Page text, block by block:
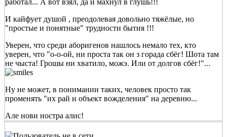
И кайфует душой , преодолевая довольно тяжёлые, но
"простые и понятные" трудности бытия !!!
Уверен, что среди аборигенов нашлось немало тех, кто
уверен, что "о-о-ой, ни проста так он з горада сбёг! Шота там
не чыста! Грошы ни хватило, можэ. Или от долгов сбёг!"...
Ну не может, в понимании таких, человек просто так
променять "их рай и объект вожделения" на деревню...
Але нови ностра алис!